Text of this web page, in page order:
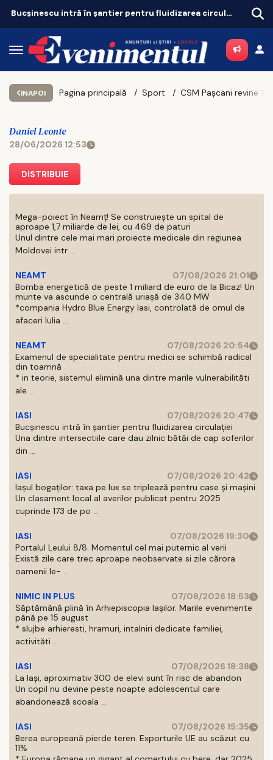
Bucșinescu intră în șantier pentru fluidizarea circulației
INAPOI Pagina principală Sport
Daniel Leonte
28/06/2026 12:53
DISTRIBUIE
Mega-poiect în Neamț! Se construiește un spital de
aproape 1,7 miliarde de lei, cu 469 de paturi
Unul dintre cele mai mari proiecte medicale din regiunea
Moldovei intr ...
NEAMT
07/08/2026 21:01
Bomba energetică de peste 1 miliard de euro de la Bicaz! Un
munte va ascunde o centrală uriașă de 340 MW
*compania Hydro Blue Energy Iasi, controlată de omul de
afaceri Iulia ...
NEAMT
07/08/2026 20:54
Examenul de specialitate pentru medici se schimbă radical
din toamnă
* in teorie, sistemul elimină una dintre marile vulnerabilităti
ale ...
IASI
07/08/2026 20:47
Bucșinescu intră în șantier pentru fluidizarea circulației
Una dintre intersectiile care dau zilnic bătăi de cap soferilor
din ...
IASI
07/08/2026 20:42
Iașul bogaților: taxa pe lux se triplează pentru case și mașini
Un clasament local al averilor publicat pentru 2025
cuprinde 173 de po ...
IASI
07/08/2026 19:30
Portalul Leului 8/8. Momentul cel mai puternic al verii
Există zile care trec aproape neobservate si zile cărora
oamenii le- ...
NIMIC IN PLUS
07/08/2026 18:53
Săptămână plină în Arhiepiscopia Iașilor. Marile evenimente
până pe 15 august
* slujbe arhieresti, hramuri, intalniri dedicate familiei,
activităti ...
IASI
07/08/2026 18:38
La Iași, aproximativ 300 de elevi sunt în risc de abandon
Un copil nu devine peste noapte adolescentul care
abandonează scoala ...
IASI
07/08/2026 15:35
Berea europeană pierde teren. Exporturile UE au scăzut cu
11%